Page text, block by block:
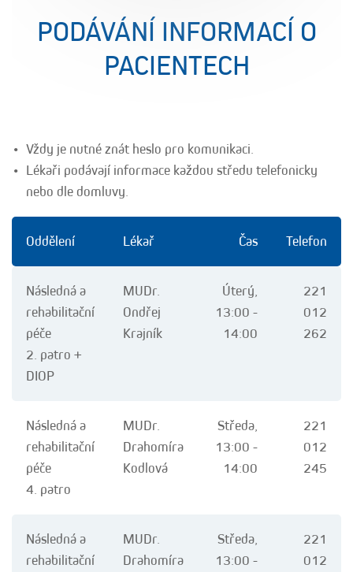
PODÁVÁNÍ INFORMACÍ O
PACIENTECH
Vždy je nutné znát heslo pro komunikaci.
Lékaři podávají informace každou středu telefonicky
nebo dle domluvy.
Oddělení Lékař Čas Telefon
Následná a
rehabilitační
péče
2. patro +
DIOP
MUDr.
Ondřej
Krajník
Úterý,
13:00 -
14:00
221
012
262
Následná a
rehabilitační
péče
4. patro
MUDr.
Drahomíra
Kodlová
Středa,
13:00 -
14:00
221
012
245
Následná a
rehabilitační
MUDr.
Drahomíra
Středa,
13:00 -
221
012